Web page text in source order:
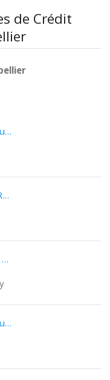
de Crédit
Crédit Agricole Montpellier Avenue de Palavas
Crédit Agricole Montpellier 423 Route de Mende
Crédit Agricole Montpellier 3576 Boulevard Paul Valéry
Crédit Agricole Montpellier Avenue de L'europe